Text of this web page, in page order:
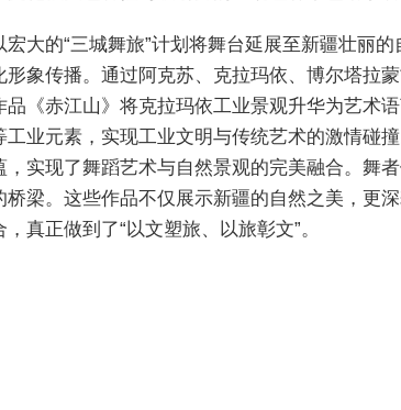
宏大的“三城舞旅”计划将舞台延展至新疆壮丽
形象传播。通过阿克苏、克拉玛依、博尔塔拉
品《赤江山》将克拉玛依工业景观升华为艺术
工业元素，实现工业文明与传统艺术的激情碰
，实现了舞蹈艺术与自然景观的完美融合。舞
梁。这些作品不仅展示新疆的自然之美，更
真正做到了“以文塑旅、以旅彰文”。